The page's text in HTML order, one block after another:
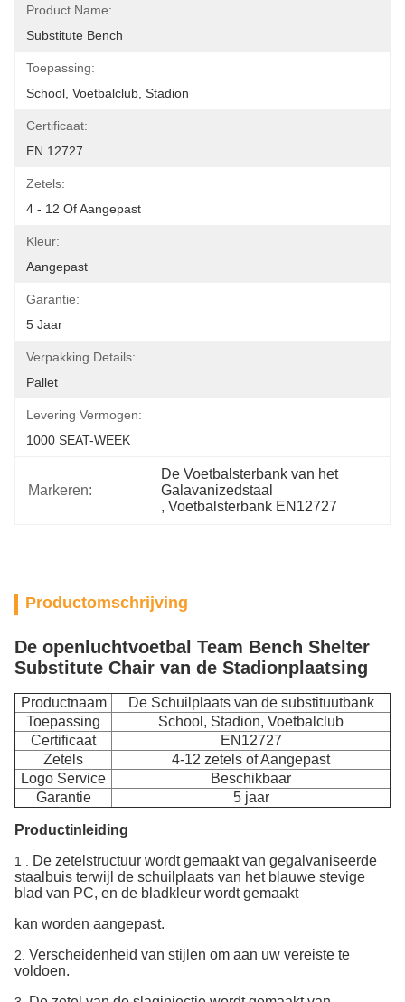
Product Name:
Substitute Bench
Toepassing:
School, Voetbalclub, Stadion
Certificaat:
EN 12727
Zetels:
4 - 12 Of Aangepast
Kleur:
Aangepast
Garantie:
5 Jaar
Verpakking Details:
Pallet
Levering Vermogen:
1000 SEAT-WEEK
Markeren:
De Voetbalsterbank van het
Galavanizedstaal
, Voetbalsterbank EN12727
Productomschrijving
De openluchtvoetbal Team Bench Shelter
Substitute Chair van de Stadionplaatsing
Productnaam
De Schuilplaats van de substituutbank
Toepassing
School, Stadion, Voetbalclub
Certificaat
EN12727
Zetels
4-12 zetels of Aangepast
Logo Service
Beschikbaar
Garantie
5 jaar
Productinleiding
1 .
De zetelstructuur wordt gemaakt van gegalvaniseerde
staalbuis terwijl de schuilplaats van het blauwe stevige
blad van PC, en de bladkleur wordt gemaakt
kan worden aangepast.
2. Verscheidenheid van stijlen om aan uw vereiste te
voldoen.